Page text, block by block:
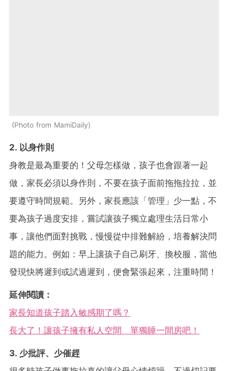
Photo from MamiDaily
2. 以身作則
身教是最為重要的！父母怎樣做，孩子也會跟著一起
做，家長必須以身作則，不要在孩子面前拖拖拉拉，並
要遵守時間規範。另外，家長應該「管理」少一點，不
要為孩子過度安排，嘗試讓孩子獨立處理生活日常小
事，讓他們面對挑戰，慢慢從中排難解紛，培養解決問
題的能力。例如：早上讓孩子自己刷牙、換校服，當他
發現快將遲到或試過遲到，便會緊張起來，注重時間！
延伸閱讀：
家長知道孩子踏入敏感期了嗎？
長大了！讓孩子擁有私人空間 單獨睡一間房吧！
3. 少批評、少催趕